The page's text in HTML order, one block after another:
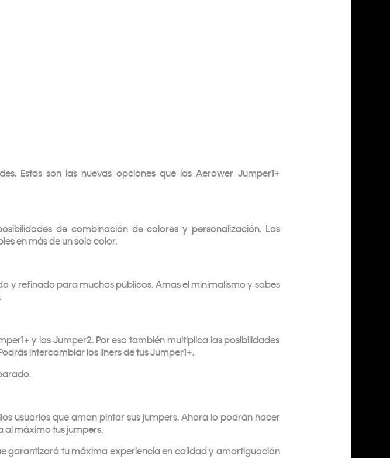
Estas son las nuevas opciones que las Aerower Jumper1+
de combinación de colores y personalización. Las
en más de un solo color.
y refinado para muchos públicos. Amas el minimalismo y sabes
y las Jumper2. Por eso también multiplica las posibilidades
intercambiar los liners de tus Jumper1+.
usuarios que aman pintar sus jumpers. Ahora lo podrán hacer
máximo tus jumpers.
garantizará tu máxima experiencia en calidad y amortiguación